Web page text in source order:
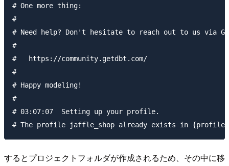
# One more thing:
#
# Need help? Don't hesitate to reach out to us via
#
#   https://community.getdbt.com/
#
# Happy modeling!
#
# 03:07:07  Setting up your profile.
するとプロジェクトフォルダが作成されるため、その中に移